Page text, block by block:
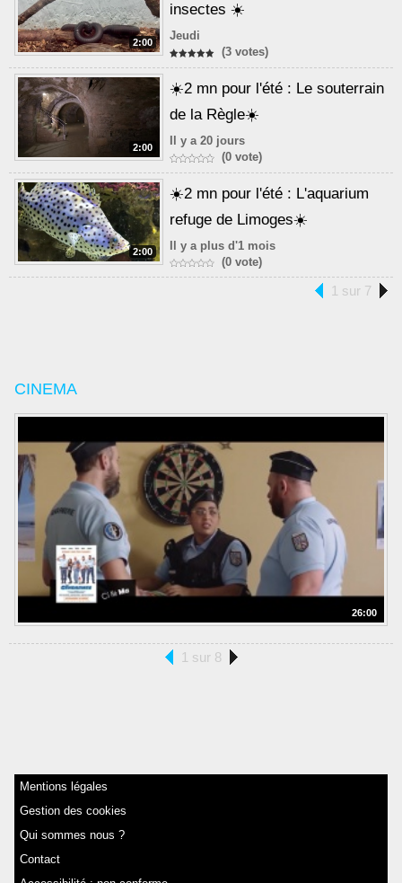
2:00
insectes ☀️
Jeudi
(3 votes)
2:00
☀️2 mn pour l'été : Le souterrain
de la Règle☀️
Il y a 20 jours
(0 vote)
2:00
☀️2 mn pour l'été : L'aquarium
refuge de Limoges☀️
Il y a plus d'1 mois
(0 vote)
1 sur 7
CINEMA
26:00
1 sur 8
Mentions légales
Gestion des cookies
Qui sommes nous ?
Contact